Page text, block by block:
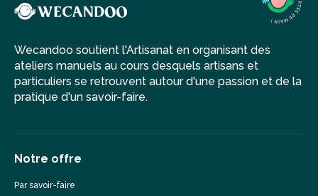
Wecandoo soutient l'Artisanat en organisant des
ateliers manuels au cours desquels artisans et
particuliers se retrouvent autour d'une passion et de la
pratique d'un savoir-faire.
Notre offre
Par savoir-faire